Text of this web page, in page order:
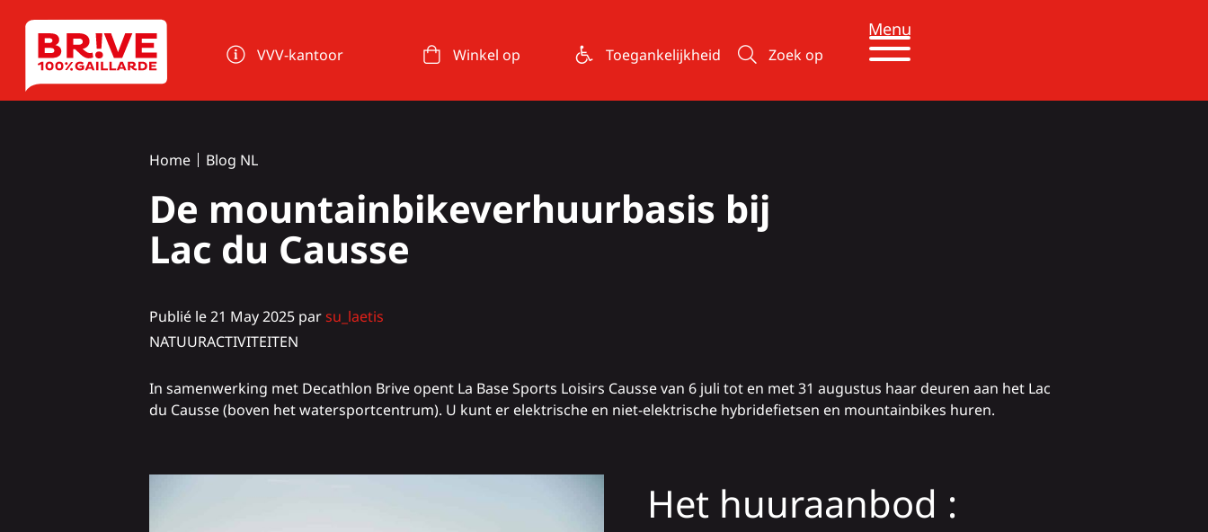
VVV-kantoor Winkel op Toegankelijkheid Zoek op
Menu
Home Blog NL
De mountainbikeverhuurbasis bij
Lac du Causse
Publié le 21 May 2025 parsu_laetis
NATUURACTIVITEITEN
In samenwerking met Decathlon Briveopent La Base Sports Loisirs Causse van 6 juli tot en met 31 augustus haar deuren aan het Lac
du Causse (boven het watersportcentrum). U kunt er elektrische en niet-elektrische hybridefietsen en mountainbikes huren.
Het huuraanbod :